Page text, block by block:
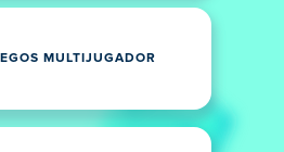
MULTIJUGADOR